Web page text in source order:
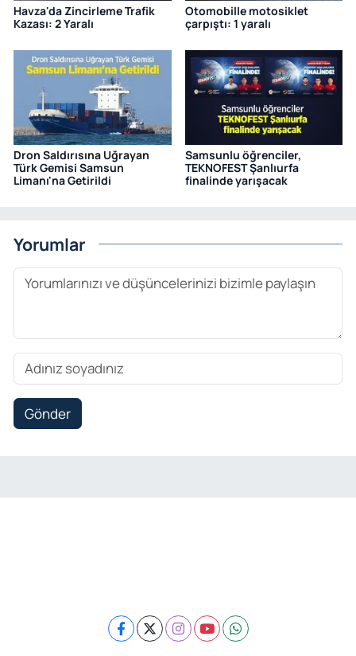
Havza'da Zincirleme Trafik
Kazası: 2 Yaralı
Otomobille motosiklet
çarpıştı: 1 yaralı
Dron Saldırısına Uğrayan
Türk Gemisi Samsun
Limanı'na Getirildi
Samsunlu öğrenciler,
TEKNOFEST Şanlıurfa
finalinde yarışacak
Yorumlar
Gönder